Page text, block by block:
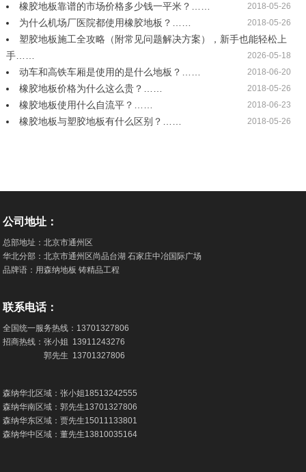
橡胶地板靠谱的市场价格多少钱一平米？…… 2018-05-26
为什么机场厂医院都使用橡胶地板？…… 2018-05-26
塑胶地板施工全攻略（附常见问题解决方案），新手也能轻松上
手……
2026-05-18
动车和高铁车厢是使用的是什么地板？…… 2018-06-20
橡胶地板价格为什么这么贵？…… 2018-05-26
橡胶地板使用什么自流平？…… 2018-06-23
橡胶地板与塑胶地板有什么区别？…… 2018-05-26
公司地址：
总部地址：北京市通州区
华北分部：北京市通州区尚品台湖 石家庄中冶国际广场
品牌语：用森纳地板 铸精品工程
联系电话：
全国统一服务热线： 13701327806
招商热线：张小姐 13911243276
郭先生 13701327806
森纳华北区域：张小姐 18513242555
森纳华南区域：郭先生13701327806
森纳华东区域：贾先生15011133801
森纳华中区域：董先生13810035164